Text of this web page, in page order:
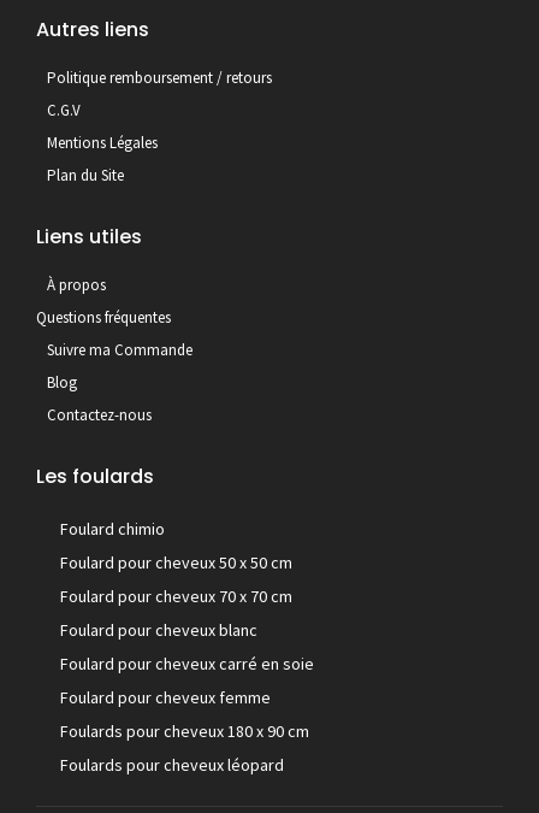
Autres liens
Politique remboursement / retours
C.G.V
Mentions Légales
Plan du Site
Liens utiles
À propos
Questions fréquentes
Suivre ma Commande
Blog
Contactez-nous
Les foulards
Foulard chimio
Foulard pour cheveux 50 x 50 cm
Foulard pour cheveux 70 x 70 cm
Foulard pour cheveux blanc
Foulard pour cheveux carré en soie
Foulard pour cheveux femme
Foulards pour cheveux 180 x 90 cm
Foulards pour cheveux léopard